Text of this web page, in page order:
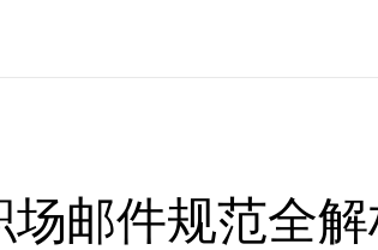
邮件规范全